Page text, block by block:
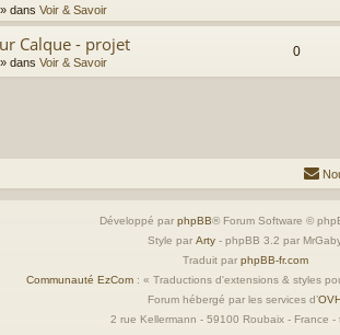
» dans Voir & Savoir
Calque - projet
» dans Voir & Savoir
0
Développé par phpBB® Forum Software ©
Style par Arty - phpBB 3.2 par
Traduit par phpBB-fr.com
Communauté EzCom : « Traductions d'extensions & styles
Forum hébergé par les services d’OVH
2 rue Kellermann - 59100 Roubaix - France -